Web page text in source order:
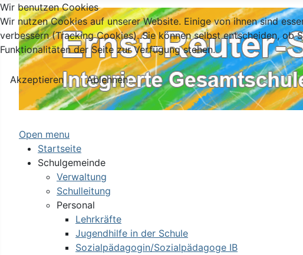
Open menu
Startseite
Schulgemeinde
Verwaltung
Schulleitung
Personal
Lehrkräfte
Jugendhilfe in der Schule
Sozialpädagogin/Sozialpädagoge IB
Wir benutzen Cookies
Wir nutzen Cookies auf unserer Website. Einige von ihnen sind
verbessern (Tracking Cookies). Sie können selbst entscheiden,
Funktionalitäten der Seite zur Verfügung stehen.
Akzeptieren
Ablehnen